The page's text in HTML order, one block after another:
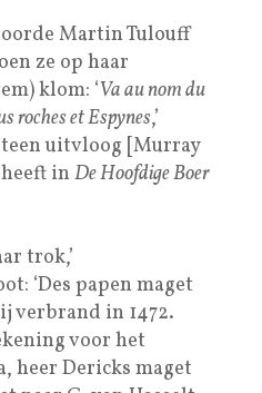
Martin Tulouff
ze op haar
klom: ‘Va au nom du
roches et Espynes,’
uitvloog [Murray
in De Hoofdige Boer
trok,’
‘Des papen maget
verbrand in 1472.
voor het
heer Dericks maget